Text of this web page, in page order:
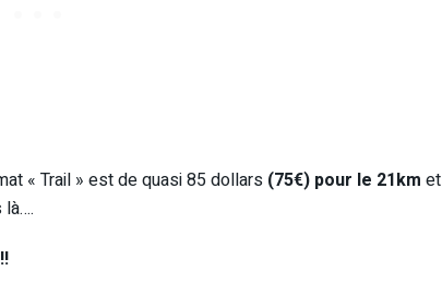
« Trail » est de quasi 85 dollars (75€) pour le 21km et
là….